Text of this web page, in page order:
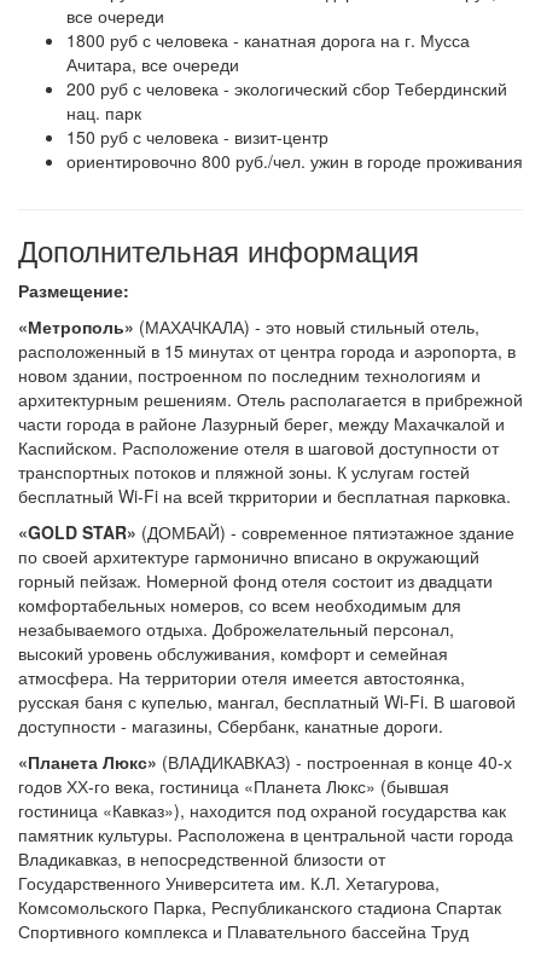
все очереди
1800 руб с человека - канатная дорога на г. Мусса
Ачитара, все очереди
200 руб с человека - экологический сбор Тебердинский
нац. парк
150 руб с человека - визит-центр
ориентировочно 800 руб./чел. ужин в городе проживания
Дополнительная информация
Размещение:
«Метрополь» (МАХАЧКАЛА) - это новый стильный отель,
расположенный в 15 минутах от центра города и аэропорта, в
новом здании, построенном по последним технологиям и
архитектурным решениям. Отель располагается в прибрежной
части города в районе Лазурный берег, между Махачкалой и
Каспийском. Расположение отеля в шаговой доступности от
транспортных потоков и пляжной зоны. К услугам гостей
бесплатный Wi-Fi на всей ткрритории и бесплатная парковка.
«GOLD STAR» (ДОМБАЙ) - современное пятиэтажное здание
по своей архитектуре гармонично вписано в окружающий
горный пейзаж. Номерной фонд отеля состоит из двадцати
комфортабельных номеров, со всем необходимым для
незабываемого отдыха. Доброжелательный персонал,
высокий уровень обслуживания, комфорт и семейная
атмосфера. На территории отеля имеется автостоянка,
русская баня с купелью, мангал, бесплатный Wi-Fi. В шаговой
доступности - магазины, Сбербанк, канатные дороги.
«Планета Люкс» (ВЛАДИКАВКАЗ) - построенная в конце 40-х
годов ХХ-го века, гостиница «Планета Люкс» (бывшая
гостиница «Кавказ»), находится под охраной государства как
памятник культуры. Расположена в центральной части города
Владикавказ, в непосредственной близости от
Государственного Университета им. К.Л. Хетагурова,
Комсомольского Парка, Республиканского стадиона Спартак
Спортивного комплекса и Плавательного бассейна Труд